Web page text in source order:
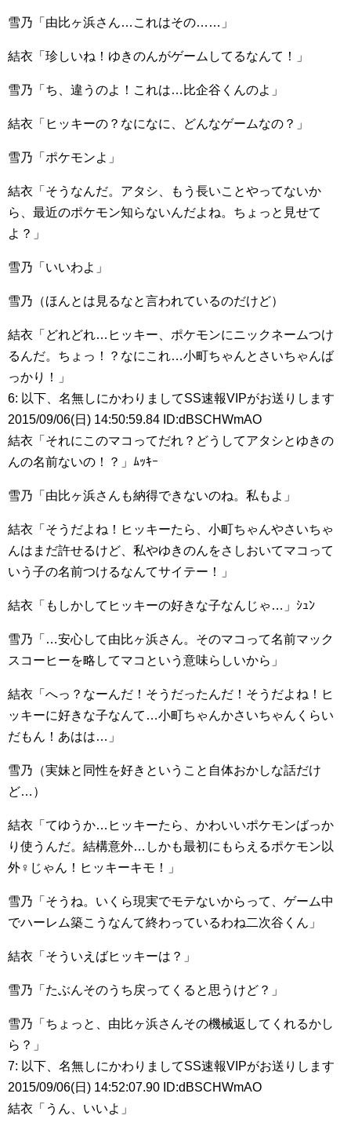
雪乃「由比ヶ浜さん…これはその……」
結衣「珍しいね！ゆきのんがゲームしてるなんて！」
雪乃「ち、違うのよ！これは…比企谷くんのよ」
結衣「ヒッキーの？なになに、どんなゲームなの？」
雪乃「ポケモンよ」
結衣「そうなんだ。アタシ、もう長いことやってないか
ら、最近のポケモン知らないんだよね。ちょっと見せて
よ？」
雪乃「いいわよ」
雪乃（ほんとは見るなと言われているのだけど）
結衣「どれどれ…ヒッキー、ポケモンにニックネームつけ
るんだ。ちょっ！？なにこれ…小町ちゃんとさいちゃんば
っかり！」
6: 以下、名無しにかわりましてSS速報VIPがお送りします
2015/09/06(日) 14:50:59.84 ID:dBSCHWmAO
結衣「それにこのマコってだれ？どうしてアタシとゆきの
んの名前ないの！？」ﾑｯｷｰ
雪乃「由比ヶ浜さんも納得できないのね。私もよ」
結衣「そうだよね！ヒッキーたら、小町ちゃんやさいちゃ
んはまだ許せるけど、私やゆきのんをさしおいてマコって
いう子の名前つけるなんてサイテー！」
結衣「もしかしてヒッキーの好きな子なんじゃ…」ｼｭﾝ
雪乃「…安心して由比ヶ浜さん。そのマコって名前マック
スコーヒーを略してマコという意味らしいから」
結衣「へっ？なーんだ！そうだったんだ！そうだよね！ヒ
ッキーに好きな子なんて…小町ちゃんかさいちゃんくらい
だもん！あはは…」
雪乃（実妹と同性を好きということ自体おかしな話だけ
ど…）
結衣「てゆうか…ヒッキーたら、かわいいポケモンばっか
り使うんだ。結構意外…しかも最初にもらえるポケモン以
外♀じゃん！ヒッキーキモ！」
雪乃「そうね。いくら現実でモテないからって、ゲーム中
でハーレム築こうなんて終わっているわね二次谷くん」
結衣「そういえばヒッキーは？」
雪乃「たぶんそのうち戻ってくると思うけど？」
雪乃「ちょっと、由比ヶ浜さんその機械返してくれるかし
ら？」
7: 以下、名無しにかわりましてSS速報VIPがお送りします
2015/09/06(日) 14:52:07.90 ID:dBSCHWmAO
結衣「うん、いいよ」